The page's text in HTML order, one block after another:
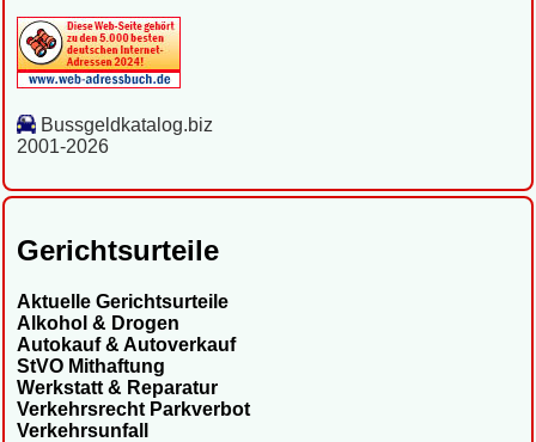
Bussgeldkatalog.biz
2001-2026
Gerichtsurteile
Aktuelle Gerichtsurteile
Alkohol & Drogen
Autokauf & Autoverkauf
StVO Mithaftung
Werkstatt & Reparatur
Verkehrsrecht Parkverbot
Verkehrsunfall